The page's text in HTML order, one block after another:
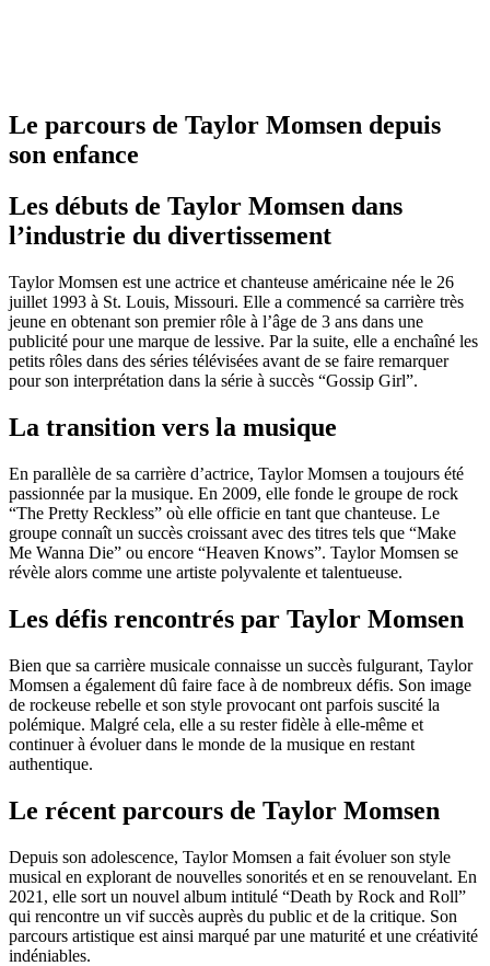
Le parcours de Taylor Momsen depuis
son enfance
Les débuts de Taylor Momsen dans
l’industrie du divertissement
Taylor Momsen est une actrice et chanteuse américaine née le 26
juillet 1993 à St. Louis, Missouri. Elle a commencé sa carrière très
jeune en obtenant son premier rôle à l’âge de 3 ans dans une
publicité pour une marque de lessive. Par la suite, elle a enchaîné les
petits rôles dans des séries télévisées avant de se faire remarquer
pour son interprétation dans la série à succès “Gossip Girl”.
La transition vers la musique
En parallèle de sa carrière d’actrice, Taylor Momsen a toujours été
passionnée par la musique. En 2009, elle fonde le groupe de rock
“The Pretty Reckless” où elle officie en tant que chanteuse. Le
groupe connaît un succès croissant avec des titres tels que “Make
Me Wanna Die” ou encore “Heaven Knows”. Taylor Momsen se
révèle alors comme une artiste polyvalente et talentueuse.
Les défis rencontrés par Taylor Momsen
Bien que sa carrière musicale connaisse un succès fulgurant, Taylor
Momsen a également dû faire face à de nombreux défis. Son image
de rockeuse rebelle et son style provocant ont parfois suscité la
polémique. Malgré cela, elle a su rester fidèle à elle-même et
continuer à évoluer dans le monde de la musique en restant
authentique.
Le récent parcours de Taylor Momsen
Depuis son adolescence, Taylor Momsen a fait évoluer son style
musical en explorant de nouvelles sonorités et en se renouvelant. En
2021, elle sort un nouvel album intitulé “Death by Rock and Roll”
qui rencontre un vif succès auprès du public et de la critique. Son
parcours artistique est ainsi marqué par une maturité et une créativité
indéniables.